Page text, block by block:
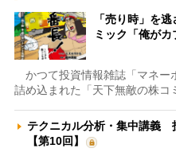
「売り時」を
ミック「俺がカ
かつて投資情報雑誌「マネー
詰め込まれた「天下無敵の株コ
テクニカル分析・集中講義
【第10回】